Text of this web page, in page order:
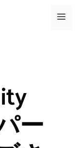
メ
ー